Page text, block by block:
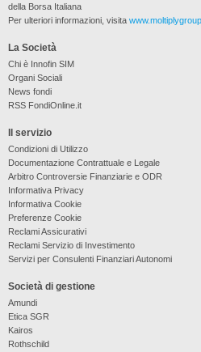
La Società
Chi è Innofin SIM
Organi Sociali
News fondi
RSS FondiOnline.it
Il servizio
Condizioni di Utilizzo
Documentazione Contrattuale e Legale
Arbitro Controversie Finanziarie e ODR
Informativa Privacy
Informativa Cookie
Preferenze Cookie
Reclami Assicurativi
Reclami Servizio di Investimento
Servizi per Consulenti Finanziari Autonomi
Società di gestione
Amundi
Etica SGR
Kairos
Rothschild
della Borsa Italiana
Per ulteriori informazioni, visita